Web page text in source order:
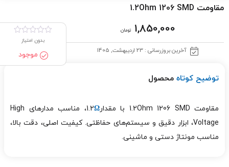
مقاومت 1.2Ohm 1206 SMD
1,850,000 تومان
آخرین بروزرسانی : 23 اردیبهشت, 1405
بدون امتیاز
موجود
توضیح کوتاه محصول
مقاومت 1.2Ohm 1206 SMD با مقدار1.2 Ω
، مناسب مدارهای High
Voltage، ابزار دقیق و سیستم‌های حفاظتی. کیفیت اصلی، دقت بالا،
مناسب مونتاژ دستی و ماشینی.